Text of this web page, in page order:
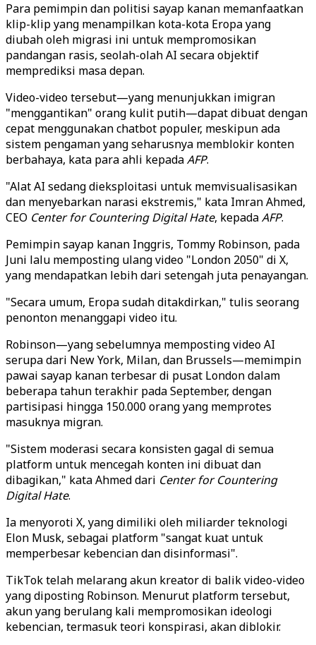
Para pemimpin dan politisi sayap kanan memanfaatkan
klip-klip yang menampilkan kota-kota Eropa yang
diubah oleh migrasi ini untuk mempromosikan
pandangan rasis, seolah-olah AI secara objektif
memprediksi masa depan.
Video-video tersebut—yang menunjukkan imigran
"menggantikan" orang kulit putih—dapat dibuat dengan
cepat menggunakan chatbot populer, meskipun ada
sistem pengaman yang seharusnya memblokir konten
berbahaya, kata para ahli kepadaAFP.
"Alat AI sedang dieksploitasi untuk memvisualisasikan
dan menyebarkan narasi ekstremis," kata Imran Ahmed,
CEO Center for Countering Digital Hate, kepadaAFP.
Pemimpin sayap kanan Inggris, Tommy Robinson, pada
Juni lalu memposting ulang video "London 2050" di X,
yang mendapatkan lebih dari setengah juta penayangan.
"Secara umum, Eropa sudah ditakdirkan," tulis seorang
penonton menanggapi video itu.
Robinson—yang sebelumnya memposting video AI
serupa dari New York, Milan, dan Brussels—memimpin
pawai sayap kanan terbesar di pusat London dalam
beberapa tahun terakhir pada September, dengan
partisipasi hingga 150.000 orang yang memprotes
masuknya migran.
"Sistem moderasi secara konsisten gagal di semua
platform untuk mencegah konten ini dibuat dan
dibagikan," kata Ahmed dari Center for Countering
Digital Hate.
Ia menyoroti X, yang dimiliki oleh miliarder teknologi
Elon Musk, sebagai platform "sangat kuat untuk
memperbesar kebencian dan disinformasi".
TikTok telah melarang akun kreator di balik video-video
yang diposting Robinson. Menurut platform tersebut,
akun yang berulang kali mempromosikan ideologi
kebencian, termasuk teori konspirasi, akan diblokir.